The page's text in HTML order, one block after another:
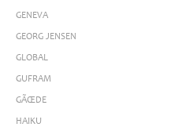
GENEVA
GEORG JENSEN
GLOBAL
GUFRAM
GÃŒDE
HAIKU